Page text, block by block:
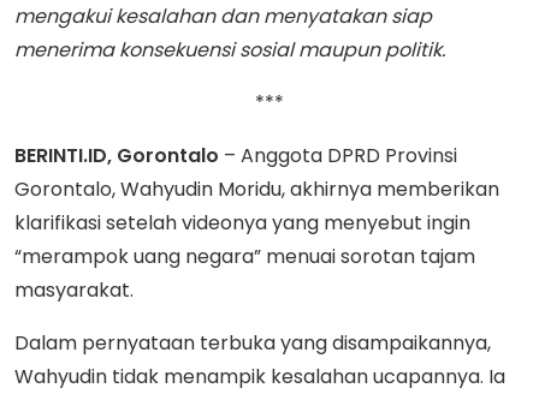
mengakui kesalahan dan menyatakan siap
menerima konsekuensi sosial maupun politik.
***
BERINTI.ID, Gorontalo – Anggota DPRD Provinsi
Gorontalo, Wahyudin Moridu, akhirnya memberikan
klarifikasi setelah videonya yang menyebut ingin
“merampok uang negara” menuai sorotan tajam
masyarakat.
Dalam pernyataan terbuka yang disampaikannya,
Wahyudin tidak menampik kesalahan ucapannya. Ia